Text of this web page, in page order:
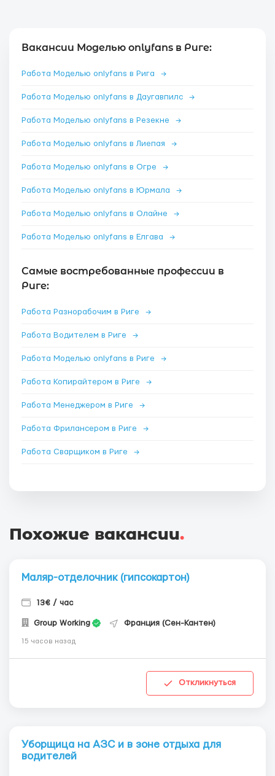
Вакансии Моделью onlyfans в Риге:
Работа Моделью onlyfans в Рига →
Работа Моделью onlyfans в Даугавпилс →
Работа Моделью onlyfans в Резекне →
Работа Моделью onlyfans в Лиепая →
Работа Моделью onlyfans в Огре →
Работа Моделью onlyfans в Юрмала →
Работа Моделью onlyfans в Олайне →
Работа Моделью onlyfans в Елгава →
Самые востребованные профессии в
Риге:
Работа Разнорабочим в Риге →
Работа Водителем в Риге →
Работа Моделью onlyfans в Риге →
Работа Копирайтером в Риге →
Работа Менеджером в Риге →
Работа Фрилансером в Риге →
Работа Сварщиком в Риге →
Похожие вакансии.
Маляр-отделочник (гипсокартон)
13€ / час
Group Working Франция (Сен-Кантен)
15 часов назад
Откликнуться
Уборщица на АЗС и в зоне отдыха для
водителей